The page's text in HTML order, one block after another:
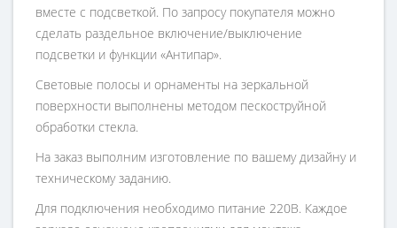
вместе с подсветкой. По запросу покупателя можно
сделать раздельное включение/выключение
подсветки и функции «Антипар».
Световые полосы и орнаменты на зеркальной
поверхности выполнены методом пескоструйной
обработки стекла.
На заказ выполним изготовление по вашему дизайну и
техническому заданию.
Для подключения необходимо питание 220В. Каждое